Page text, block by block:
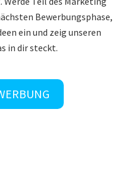
Bewerbungsphase,
ein und zeig unseren
in dir steckt.